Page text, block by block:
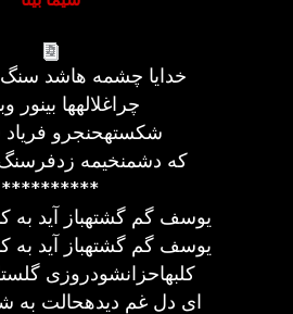
خدایا چشمه هاشد
چراغلالهها بینور
شکستهحنجرو فریاد
که دشمنخیمه
**********
یوسف گم گشتهباز آید به
یوسف گم گشتهباز آید به
کلبهاحزانشودروزی
ای دل غم دیدهحالت به